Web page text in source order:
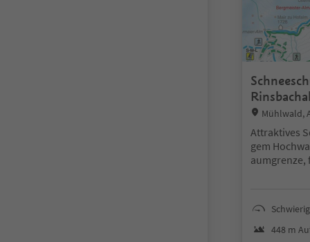
Location:
Mühlwald,
Attraktives
gem
aumgrenze,
Beachten
nbericht.
ten Sie bei
448 m